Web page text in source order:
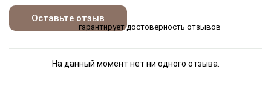
Оставьте отзыв
гарантирует достоверность отзывов
На данный момент нет ни одного отзыва.